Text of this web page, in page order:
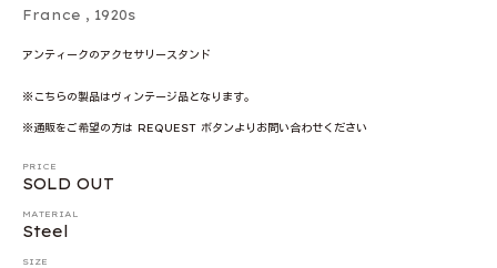
France , 1920s
アンティークのアクセサリースタンド
※こちらの製品はヴィンテージ品となります。
※通販をご希望の方は REQUEST ボタンよりお問い合わせください
PRICE
SOLD OUT
MATERIAL
Steel
SIZE